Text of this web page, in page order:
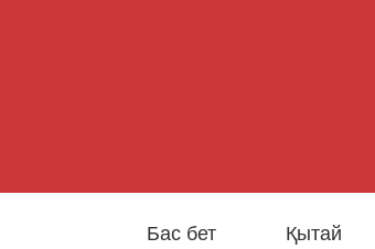
Бас бет Қытай